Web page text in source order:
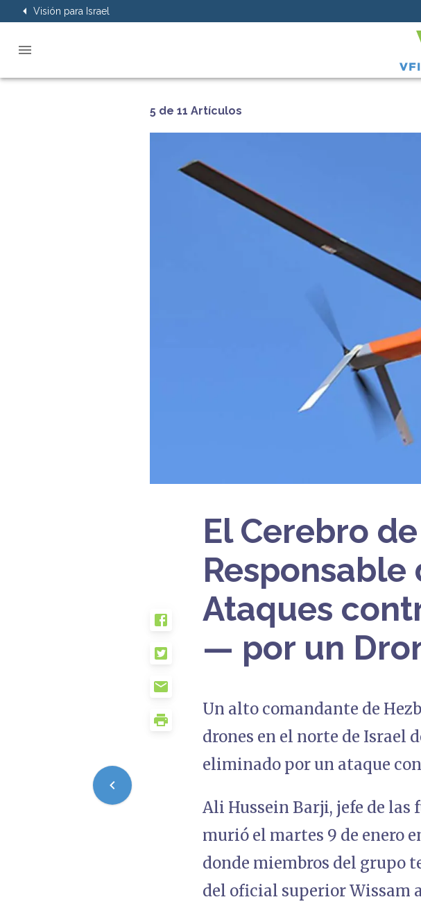
Visión para Israel
5 de 11 Artículos
El Cerebro
Responsable
Ataques
— por un
Un alto comandante de
drones en el norte de Israel
eliminado por un ataque
Ali Hussein Barji, jefe de las
murió el martes 9 de enero
donde miembros del grupo
del oficial superior Wissam